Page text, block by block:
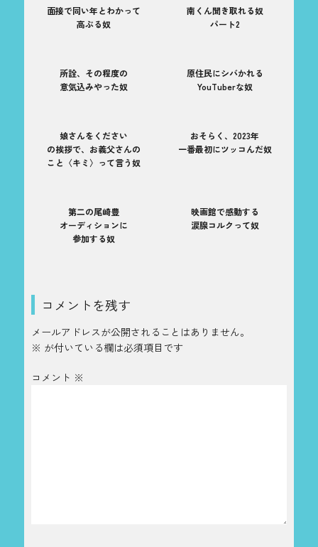
面接で同い年とわかって
高ぶる奴
南くん聞き取れる奴
パート2
所詮、その程度の
意気込みやった奴
原住民にシバかれる
YouTuberな奴
娘さんをください
の挨拶で、お義父さんの
こと〈キミ〉って言う奴
おそらく、2023年
一番最初にツッコんだ奴
第二の尾崎豊
オーディションに
参加する奴
映画館で感動する
涙腺コルクって奴
コメントを残す
メールアドレスが公開されることはありません。
※ が付いている欄は必須項目です
コメント ※